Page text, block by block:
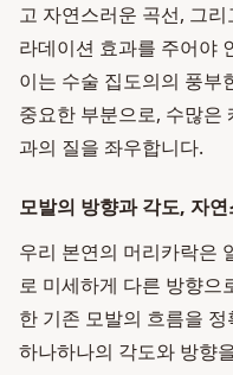
고 자연스러운 곡선, 그
라데이션 효과를 주어야
이는 수술 집도의의 풍부
중요한 부분으로, 수많은
과의 질을 좌우합니다.
모발의 방향과 각도, 자
우리 본연의 머리카락은
로 미세하게 다른 방향으
한 기존 모발의 흐름을
하나하나의 각도와 방향